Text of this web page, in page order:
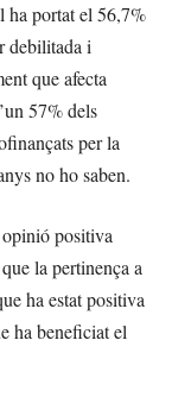
ha portat el 56,7%
debilitada i
que afecta
57% dels
per la
no ho saben.
positiva
la pertinença a
ha estat positiva
ha beneficiat el